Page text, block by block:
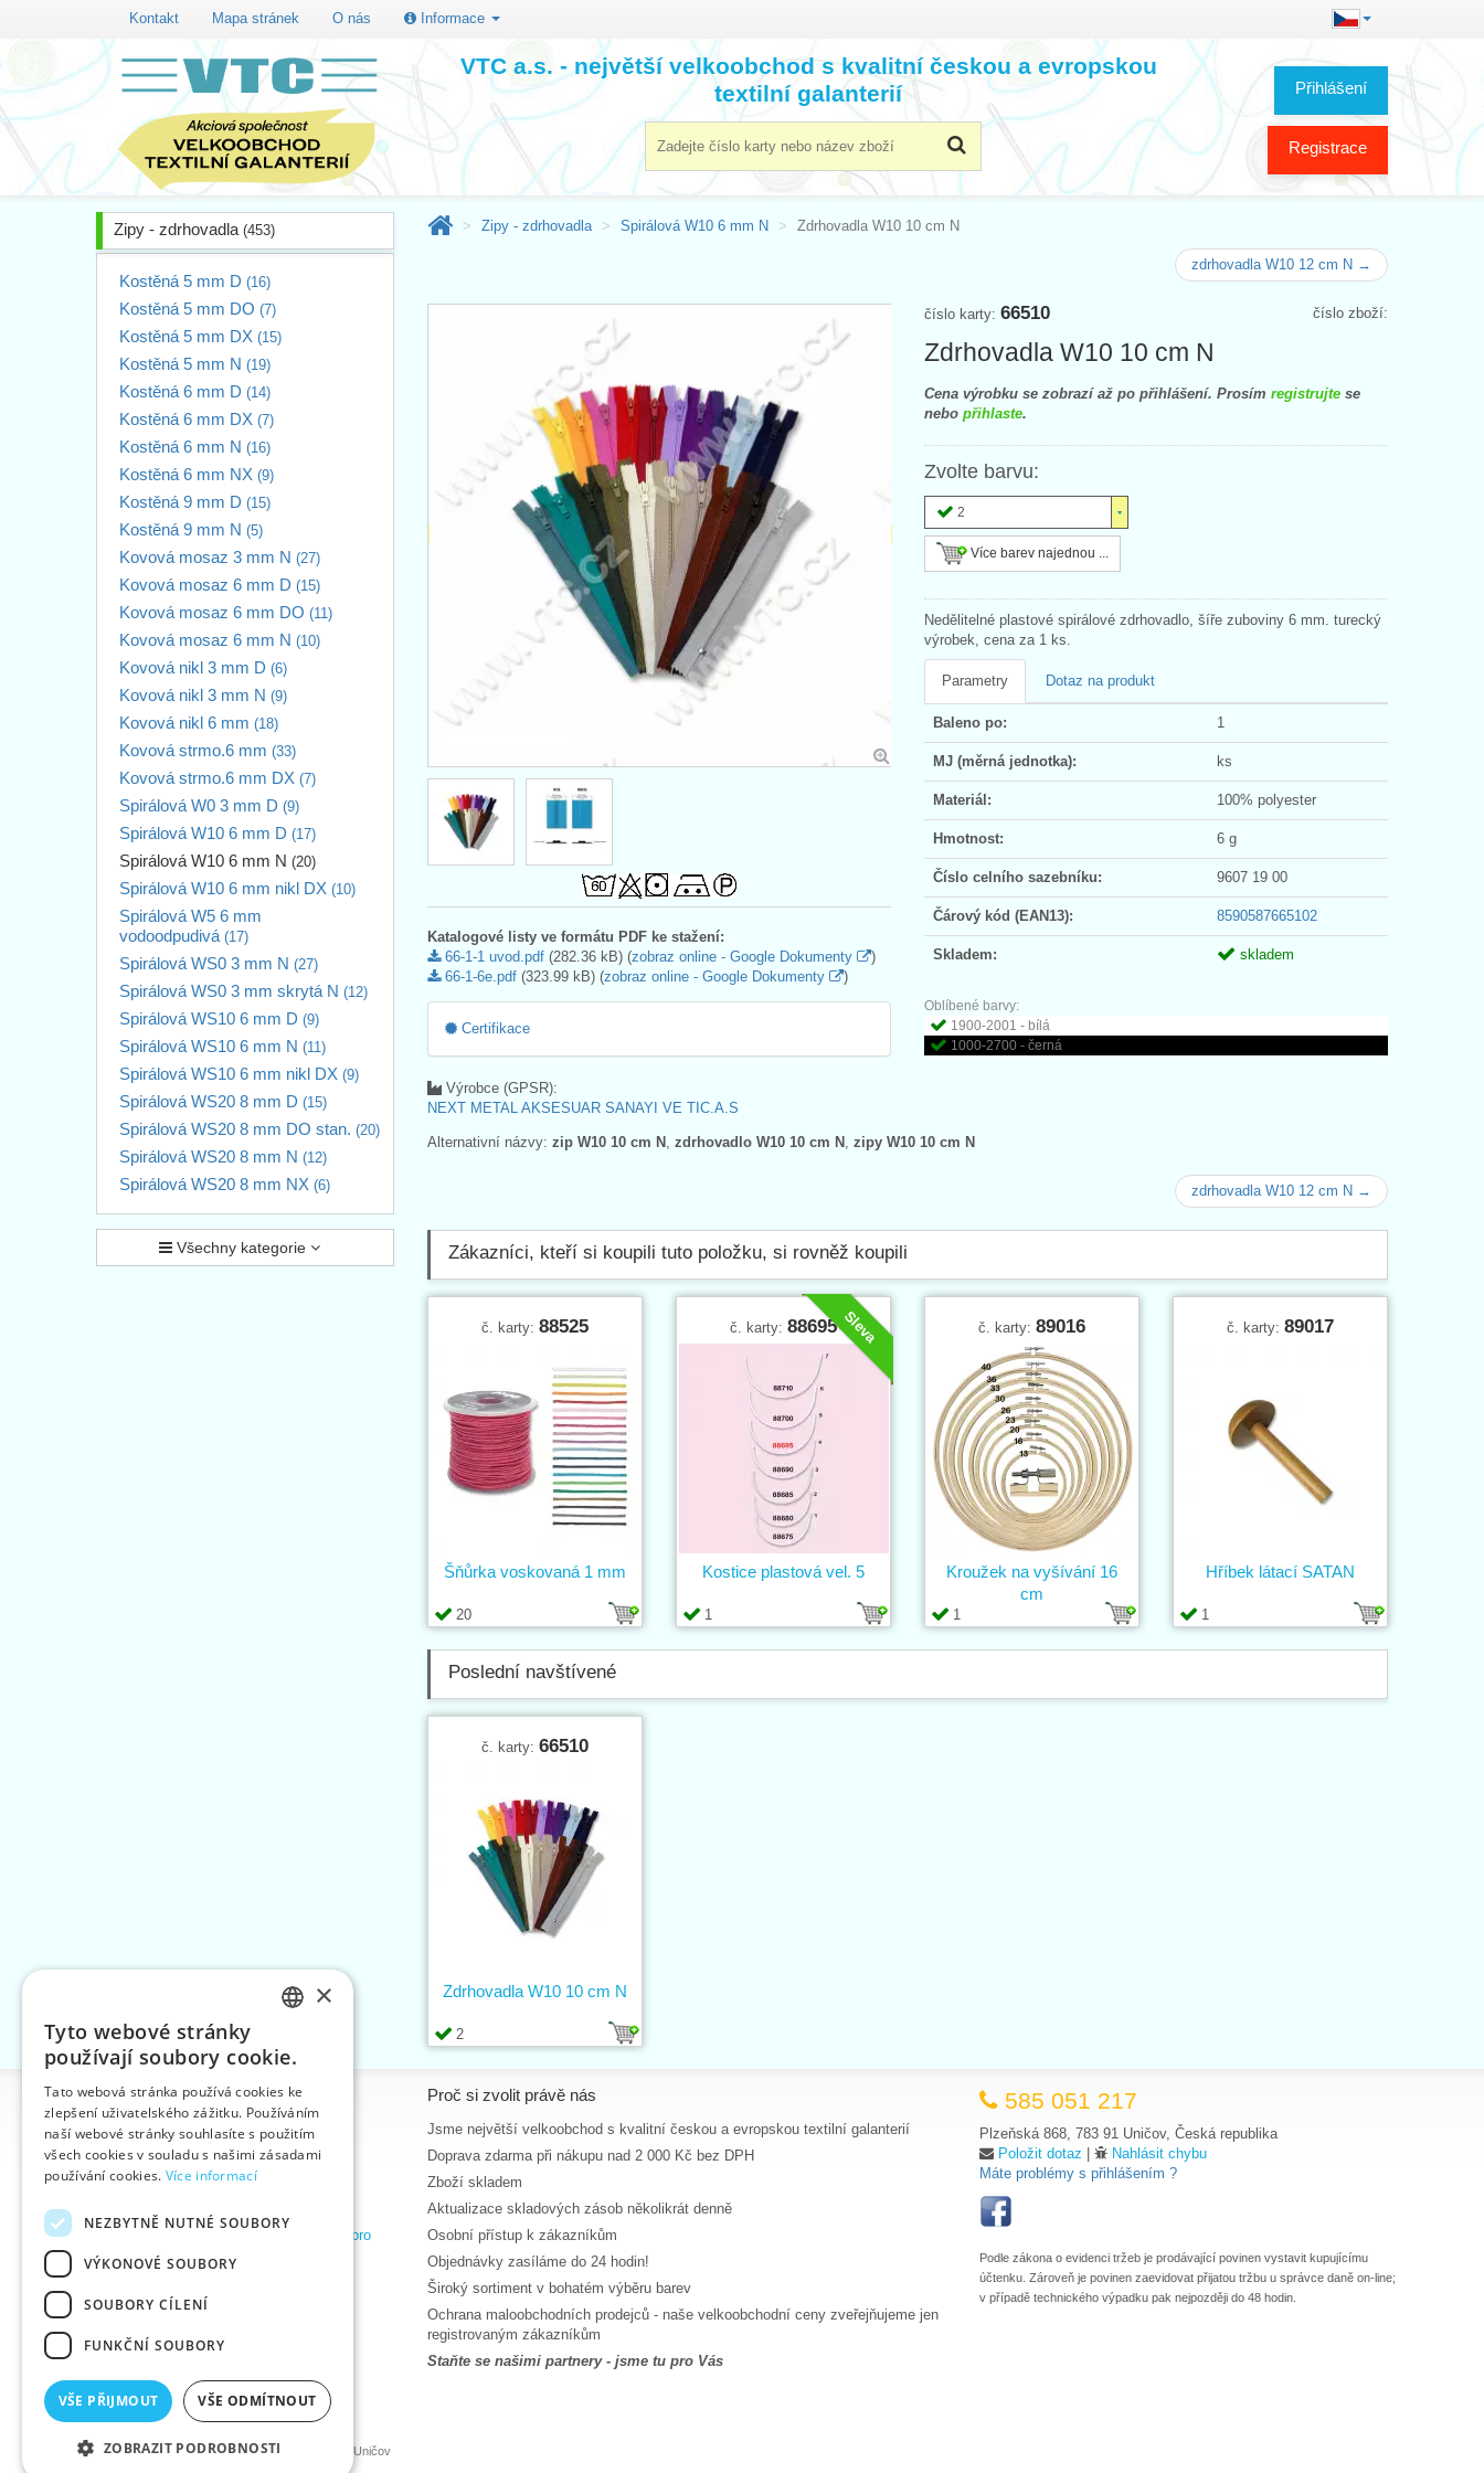
Kontakt Mapa stránek O nás Informace
Přihlášení
Registrace
VTC a.s. - největší velkoobchod s kvalitní českou a evropskou
textilní galanterií
Zipy - zdrhovadla (453)
Kostěná 5 mm D (16)
Kostěná 5 mm DO (7)
Kostěná 5 mm DX (15)
Kostěná 5 mm N (19)
Kostěná 6 mm D (14)
Kostěná 6 mm DX (7)
Kostěná 6 mm N (16)
Kostěná 6 mm NX (9)
Kostěná 9 mm D (15)
Kostěná 9 mm N (5)
Kovová mosaz 3 mm N (27)
Kovová mosaz 6 mm D (15)
Kovová mosaz 6 mm DO (11)
Kovová mosaz 6 mm N (10)
Kovová nikl 3 mm D (6)
Kovová nikl 3 mm N (9)
Kovová nikl 6 mm (18)
Kovová strmo.6 mm (33)
Kovová strmo.6 mm DX (7)
Spirálová W0 3 mm D (9)
Spirálová W10 6 mm D (17)
Spirálová W10 6 mm N (20)
Spirálová W10 6 mm nikl DX (10)
Spirálová W5 6 mm
vodoodpudivá (17)
Spirálová WS0 3 mm N (27)
Spirálová WS0 3 mm skrytá N (12)
Spirálová WS10 6 mm D (9)
Spirálová WS10 6 mm N (11)
Spirálová WS10 6 mm nikl DX (9)
Spirálová WS20 8 mm D (15)
Spirálová WS20 8 mm DO stan. (20)
Spirálová WS20 8 mm N (12)
Spirálová WS20 8 mm NX (6)
Všechny kategorie
Zipy - zdrhovadla Spirálová W10 6 mm N Zdrhovadla W10 10 cm N
zdrhovadla W10 12 cm N →
číslo zboží:
číslo karty: 66510
Zdrhovadla W10 10 cm N
Cena výrobku se zobrazí až po přihlášení. Prosím registrujte se
nebo přihlaste.
Zvolte barvu:
2
Více barev najednou ...
Nedělitelné plastové spirálové zdrhovadlo, šíře zuboviny 6 mm. turecký
výrobek, cena za 1 ks.
Parametry Dotaz na produkt
Baleno po: 1
MJ (měrná jednotka): ks
Materiál: 100% polyester
Hmotnost: 6 g
Číslo celního sazebníku: 9607 19 00
Čárový kód (EAN13): 8590587665102
Skladem: skladem
Oblíbené barvy:
1900-2001 - bílá
1000-2700 - černá
Katalogové listy ve formátu PDF ke stažení:
66-1-1 uvod.pdf (282.36 kB) (zobraz online - Google Dokumenty
)
66-1-6e.pdf (323.99 kB) (zobraz online - Google Dokumenty )
Certifikace
Výrobce (GPSR):
NEXT METAL AKSESUAR SANAYI VE TIC.A.S
Alternativní názvy: zip W10 10 cm N zdrhovadlo W10 10 cm N zipy W10 10 cm N
zdrhovadla W10 12 cm N →
Zákazníci, kteří si koupili tuto položku, si rovněž koupili
č. karty: 88525
20
Šňůrka voskovaná 1 mm
Sleva
č. karty: 88695
1
Kostice plastová vel. 5
č. karty: 89016
1
Kroužek na vyšívání 16
cm
č. karty: 89017
1
Hříbek látací SATAN
Poslední navštívené
č. karty: 66510
2
Zdrhovadla W10 10 cm N
Informace
Úvodní strana
Kontakt
Mapa stránek
Obchodní podmínky e-shopu VTC, a.s. pro
zákazníky z České republiky
Nápověda
Ke stažení
Produktová videa, video návody
©2026 Velkoobchod textilní galanterie VTC a.s., Uničov
Proč si zvolit právě nás
Jsme největší velkoobchod s kvalitní českou a evropskou textilní galanterií
Doprava zdarma při nákupu nad 2 000 Kč bez DPH
Zboží skladem
Aktualizace skladových zásob několikrát denně
Osobní přístup k zákazníkům
Objednávky zasíláme do 24 hodin!
Široký sortiment v bohatém výběru barev
Ochrana maloobchodních prodejců - naše velkoobchodní ceny zveřejňujeme jen
registrovaným zákazníkům
Staňte se našimi partnery - jsme tu pro Vás
585 051 217
Plzeňská 868, 783 91 Uničov, Česká republika
Položit dotaz |
Nahlásit chybu
Máte problémy s přihlášením ?
Podle zákona o evidenci tržeb je prodávající povinen vystavit kupujícímu
účtenku. Zároveň je povinen zaevidovat přijatou tržbu u správce daně on-line;
v případě technického výpadku pak nejpozději do 48 hodin.
ENGLISH
GERMAN
×
Tyto webové stránky
používají soubory cookie.
Tato webová stránka používá cookies ke
zlepšení uživatelského zážitku. Používáním
naší webové stránky souhlasíte s použitím
všech cookies v souladu s našimi zásadami
používání cookies. Více informací
NEZBYTNĚ NUTNÉ SOUBORY
VÝKONOVÉ SOUBORY
SOUBORY CÍLENÍ
FUNKČNÍ SOUBORY
VŠE PŘIJMOUT VŠE ODMÍTNOUT
ZOBRAZIT PODROBNOSTI